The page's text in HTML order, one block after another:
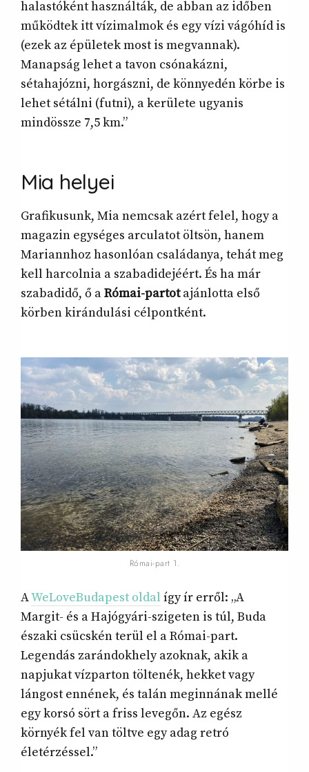
halastóként használták, de abban az időben
működtek itt vízimalmok és egy vízi vágóhíd is
(ezek az épületek most is megvannak).
Manapság lehet a tavon csónakázni,
sétahajózni, horgászni, de könnyedén körbe is
lehet sétálni (futni), a kerülete ugyanis
mindössze 7,5 km.”
Mia helyei
Grafikusunk, Mia nemcsak azért felel, hogy a
magazin egységes arculatot öltsön, hanem
Mariannhoz hasonlóan családanya, tehát meg
kell harcolnia a szabadidejéért. És ha már
szabadidő, ő aRómai-partotajánlotta első
körben kirándulási célpontként.
Római-part 1.
AWeLoveBudapest oldal így ír erről: „A
Margit- és a Hajógyári-szigeten is túl, Buda
északi csücskén terül el a Római-part.
Legendás zarándokhely azoknak, akik a
napjukat vízparton töltenék, hekket vagy
lángost ennének, és talán meginnának mellé
egy korsó sört a friss levegőn. Az egész
környék fel van töltve egy adag retró
életérzéssel.”